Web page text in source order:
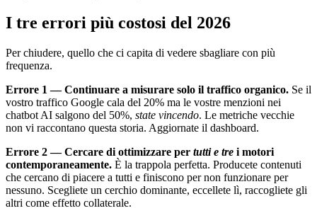
I tre errori più costosi del 2026
Per chiudere, quello che ci capita di vedere sbagliare con più
frequenza.
Errore 1 — Continuare a misurare solo il traffico organico. Se il
vostro traffico Google cala del 20% ma le vostre menzioni nei
chatbot AI salgono del 50%, state vincendo. Le metriche vecchie
non vi raccontano questa storia. Aggiornate il dashboard.
Errore 2 — Cercare di ottimizzare per tutti e tre i motori
contemporaneamente. È la trappola perfetta. Producete contenuti
che cercano di piacere a tutti e finiscono per non funzionare per
nessuno. Scegliete un cerchio dominante, eccellete lì, raccogliete gli
altri come effetto collaterale.